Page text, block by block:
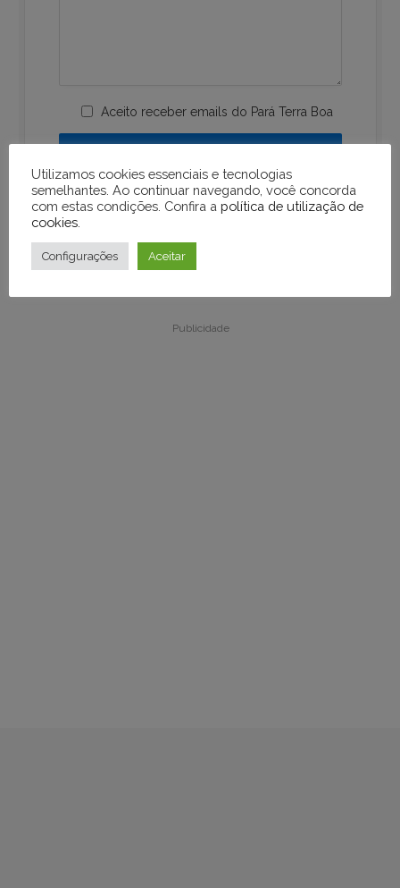
Aceito receber emails do Pará Terra Boa
Publicidade
Publicidade
Utilizamos cookies essenciais e tecnologias
semelhantes. Ao continuar navegando, você concorda
com estas condições. Confira a política de utilização de
cookies
Configurações Aceitar